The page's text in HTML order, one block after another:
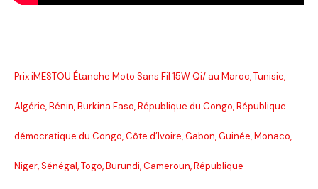
Prix iMESTOU Étanche Moto Sans Fil 15W Qi/ au Maroc, Tunisie,
Algérie, Bénin, Burkina Faso, République du Congo, République
démocratique du Congo, Côte d’Ivoire, Gabon, Guinée, Monaco,
Niger, Sénégal, Togo, Burundi, Cameroun, République